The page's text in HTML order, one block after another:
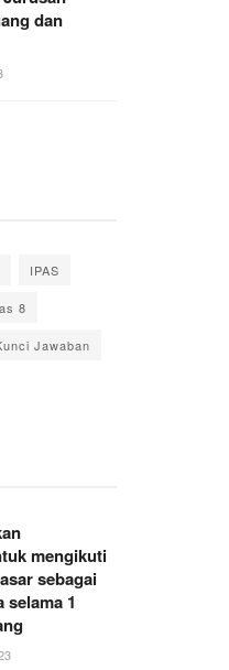
dan
IPAS
8
Jawaban
mengikuti
sebagai
1